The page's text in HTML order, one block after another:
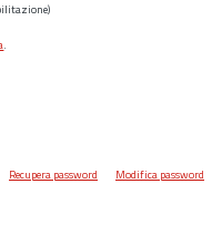
.
Recupera password Modifica password